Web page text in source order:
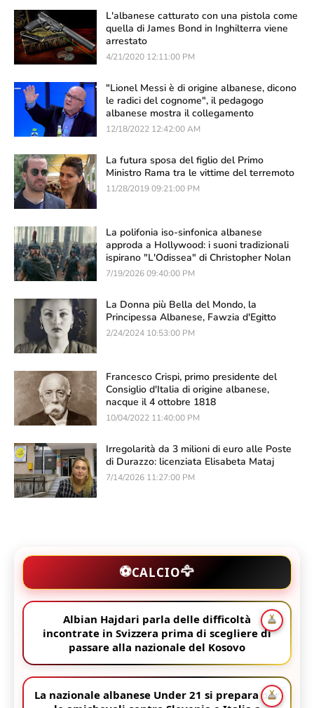
L'albanese catturato con una pistola come
quella di James Bond in Inghilterra viene
arrestato
4/21/2020 12:11:00 PM
"Lionel Messi è di origine albanese, dicono
le radici del cognome", il pedagogo
albanese mostra il collegamento
12/18/2022 12:42:00 AM
La futura sposa del figlio del Primo
Ministro Rama tra le vittime del terremoto
11/28/2019 09:21:00 PM
La polifonia iso-sinfonica albanese
approda a Hollywood: i suoni tradizionali
ispirano "L'Odissea" di Christopher Nolan
7/19/2026 09:40:00 PM
La Donna più Bella del Mondo, la
Principessa Albanese, Fawzia d'Egitto
2/24/2024 10:53:00 PM
Francesco Crispi, primo presidente del
Consiglio d'Italia di origine albanese,
nacque il 4 ottobre 1818
10/04/2022 11:40:00 PM
Irregolarità da 3 milioni di euro alle Poste
di Durazzo: licenziata Elisabeta Mataj
7/14/2026 11:27:00 PM
⚽CALCIO🦅
Albian Hajdari parla delle difficoltà
incontrate in Svizzera prima di scegliere di
passare alla nazionale del Kosovo
La nazionale albanese Under 21 si prepara per